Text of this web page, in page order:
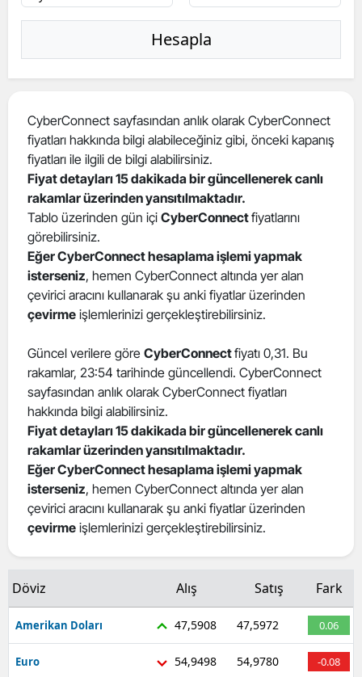
Hesapla
CyberConnect sayfasından anlık olarak CyberConnect
fiyatları hakkında bilgi alabileceğiniz gibi, önceki kapanış
fiyatları ile ilgili de bilgi alabilirsiniz.
Fiyat detayları 15 dakikada bir güncellenerek canlı
rakamlar üzerinden yansıtılmaktadır.
Tablo üzerinden gün içi CyberConnectfiyatlarını
görebilirsiniz.
Eğer CyberConnect hesaplama işlemi yapmak
isterseniz, hemen CyberConnect altında yer alan
çevirici aracını kullanarak şu anki fiyatlar üzerinden
çevirme işlemlerinizi gerçekleştirebilirsiniz.
Güncel verilere göre CyberConnectfiyatı 0,31. Bu
rakamlar, 23:54 tarihinde güncellendi. CyberConnect
sayfasından anlık olarak CyberConnect fiyatları
hakkında bilgi alabilirsiniz.
Fiyat detayları 15 dakikada bir güncellenerek canlı
rakamlar üzerinden yansıtılmaktadır.
Eğer CyberConnect hesaplama işlemi yapmak
isterseniz, hemen CyberConnect altında yer alan
çevirici aracını kullanarak şu anki fiyatlar üzerinden
çevirme işlemlerinizi gerçekleştirebilirsiniz.
Döviz Alış Satış Fark
Amerikan Doları 47,5908 47,5972 0.06
Euro 54,9498 54,9780 -0.08